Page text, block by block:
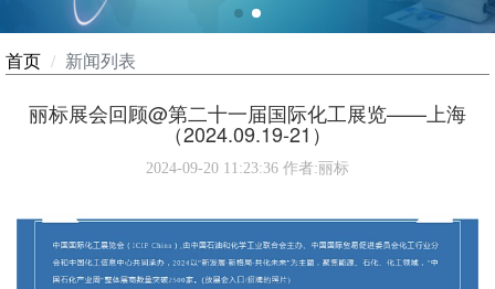
首页 新闻列表
丽标展会回顾@第二十一届国际化工展览——上海
（2024.09.19-21）
2024-09-20 11:23:36 作者:丽标